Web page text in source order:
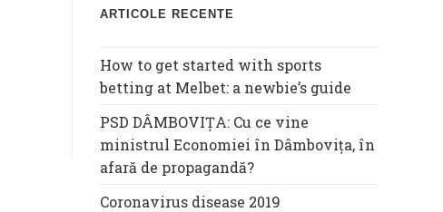
ARTICOLE RECENTE
How to get started with sports
betting at Melbet: a newbie’s guide
PSD DÂMBOVIȚA: Cu ce vine
ministrul Economiei în Dâmbovița, în
afară de propagandă?
Coronavirus disease 2019